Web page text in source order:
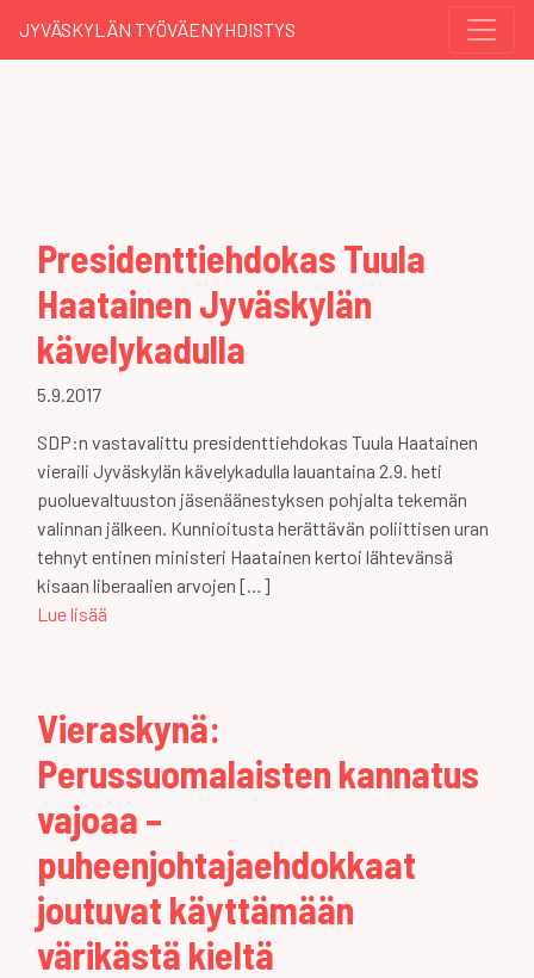
JYVÄSKYLÄN TYÖVÄENYHDISTYS
Presidenttiehdokas Tuula
Haatainen Jyväskylän
kävelykadulla
5.9.2017
SDP:n vastavalittu presidenttiehdokas Tuula Haatainen
vieraili Jyväskylän kävelykadulla lauantaina 2.9. heti
puoluevaltuuston jäsenäänestyksen pohjalta tekemän
valinnan jälkeen. Kunnioitusta herättävän poliittisen uran
tehnyt entinen ministeri Haatainen kertoi lähtevänsä
kisaan liberaalien arvojen […]
Lue lisää
Vieraskynä:
Perussuomalaisten kannatus
vajoaa –
puheenjohtajaehdokkaat
joutuvat käyttämään
värikästä kieltä